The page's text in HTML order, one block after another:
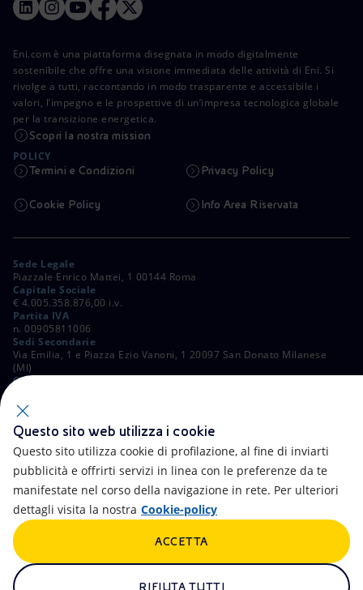
Eni.com è una piattaforma disegnata in modo digitalmente
sostenibile che offre una visione immediata delle attività di Eni. Si
rivolge a tutti, raccontando in modo trasparente e accessibile i
valori, l’impegno e le prospettive di un’impresa tecnologica globale
per la transizione energetica.
Scopri la nostra mission
POLICY
Termini e Condizioni Privacy Policy
Cookie Policy Info Area Riservata
Sede Legale
Piazzale Enrico Mattei, 1 00144 Roma
Capitale Sociale
€ 4.005.358.876,00 i.v.
Partita IVA
n. 00905811006
Sedi Secondarie
Via Emilia, 1 e Piazza Ezio Vanoni, 1 20097 San Donato Milanese
(MI)
C. Fiscale e Registro Imprese di Roma
ALTRI LINK
Accessibilità Calendario
Newsletter Intelligenza artificiale
Truffe e Phishing
Questo sito web utilizza i cookie
Questo sito utilizza cookie di profilazione, al fine di inviarti
pubblicità e offrirti servizi in linea con le preferenze da te
manifestate nel corso della navigazione in rete. Per ulteriori
dettagli visita la nostra Cookie-policy
RIFIUTA TUTTI
ACCETTA